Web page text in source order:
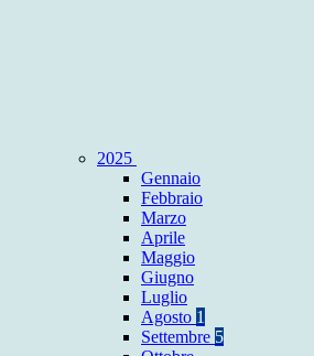
2025
Gennaio
Febbraio
Marzo
Aprile
Maggio
Giugno
Luglio
Agosto 1
Settembre 5